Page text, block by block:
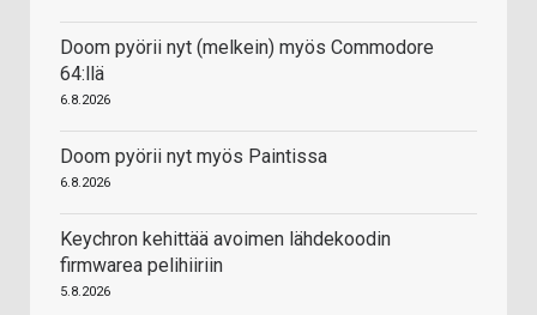
Doom pyörii nyt (melkein) myös Commodore
64:llä
6.8.2026
Doom pyörii nyt myös Paintissa
6.8.2026
Keychron kehittää avoimen lähdekoodin
firmwarea pelihiiriin
5.8.2026